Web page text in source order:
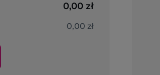
0,00 zł
0,00 zł